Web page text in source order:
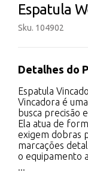
Espatula
Sku. 104902
Detalhes do
Espatula
Vincadora é
busca precisão
Ela atua de
exigem dobras
marcações
o equipamento
...